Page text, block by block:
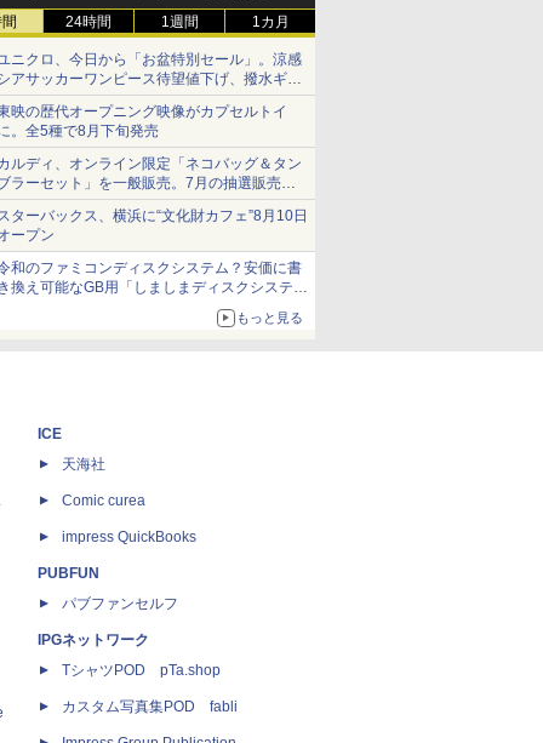
24時間 1週間 1カ月
ニクロ、今日から「お盆特別セール」。涼感
アサッカーワンピース待望値下げ、撥水ギア
ョーツは1990円に
映の歴代オープニング映像がカプセルトイ
。全5種で8月下旬発売
ルディ、オンライン限定「ネコバッグ＆タン
ラーセット」を一般販売。7月の抽選販売の
選無効分
ターバックス、横浜に“文化財カフェ”8月10日
ープン
和のファミコンディスクシステム？安価に書
換え可能なGB用「しましまディスクシステ
もっと見る
ICE
天海社
Comic curea
impress QuickBooks
PUBFUN
パブファンセルフ
IPGネットワーク
TシャツPOD pTa.shop
カスタム写真集POD fabli